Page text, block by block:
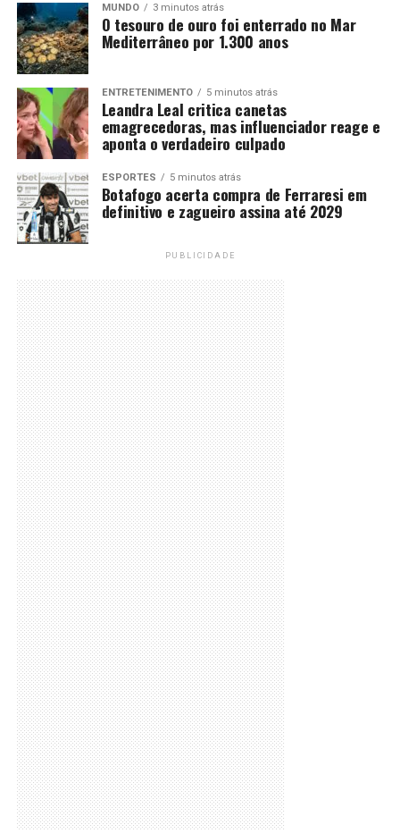
MUNDO 3 minutos atrás
O tesouro de ouro foi enterrado no Mar
Mediterrâneo por 1.300 anos
ENTRETENIMENTO 5 minutos atrás
Leandra Leal critica canetas
emagrecedoras, mas influenciador reage e
aponta o verdadeiro culpado
ESPORTES 5 minutos atrás
Botafogo acerta compra de Ferraresi em
definitivo e zagueiro assina até 2029
PUBLICIDADE